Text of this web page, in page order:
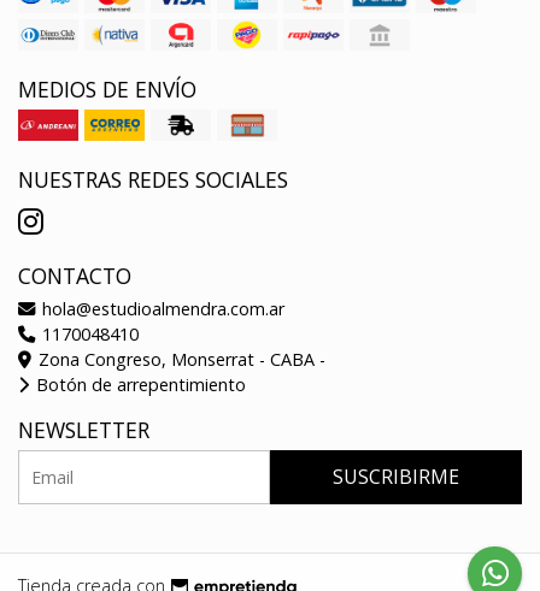
MEDIOS DE ENVÍO
NUESTRAS REDES SOCIALES
CONTACTO
hola@estudioalmendra.com.ar
1170048410
Zona Congreso, Monserrat - CABA -
Botón de arrepentimiento
NEWSLETTER
SUSCRIBIRME
Tienda creada con